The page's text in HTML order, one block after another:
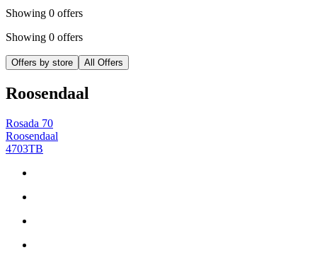
Showing 0 offers
Showing 0 offers
Offers by store All Offers
Roosendaal
Rosada 70
Roosendaal
4703TB